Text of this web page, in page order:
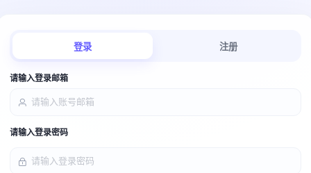
登录 注册
请输入登录邮箱
请输入登录密码